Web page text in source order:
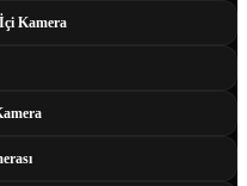
Kamera